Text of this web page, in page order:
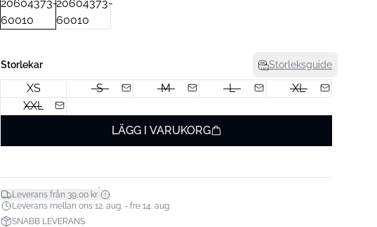
Storlekar Storleksguide
XS S M L
XL
XXL
LÄGG I VARUKORG
Leverans från 39,00 kr*
Leverans mellan ons 12. aug. - fre 14. aug.
SNABB LEVERANS